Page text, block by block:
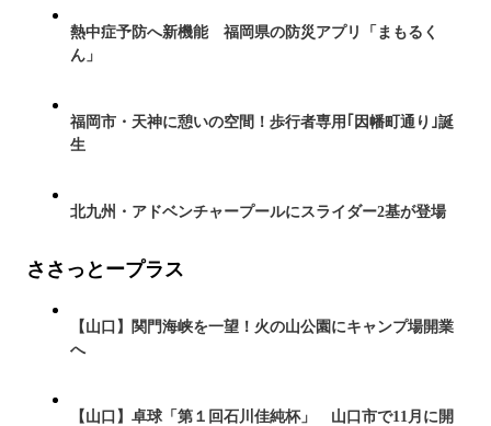
熱中症予防へ新機能 福岡県の防災アプリ「まもるく
ん」
福岡市・天神に憩いの空間！歩行者専用｢因幡町通り｣誕
生
北九州・アドベンチャープールにスライダー2基が登場
ささっとープラス
【山口】関門海峡を一望！火の山公園にキャンプ場開業
へ
【山口】卓球「第１回石川佳純杯」 山口市で11月に開